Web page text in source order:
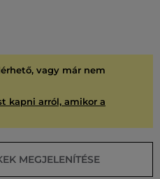
vagy már nem
kapni arról, amikor a
MEGJELENÍTÉSE